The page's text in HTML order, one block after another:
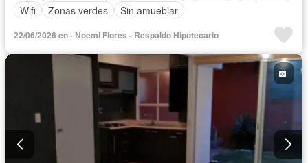
Wifi
Zonas verdes Sin amueblar
22/06/2026 en - Noemi Flores - Respaldo Hipotecario